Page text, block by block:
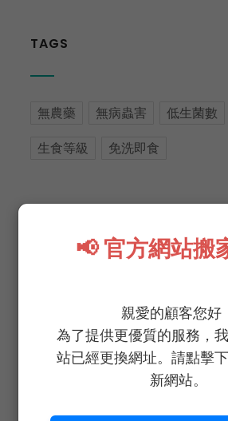
📢 官方網站搬
親愛的顧客您好
為了提供更優質的服務，
站已經更換網址。請點擊
新網站。
TAGS
無農藥 無病蟲害 低生菌數
生食等級 免洗即食
安心蔬菜 我們的承諾與專注 每
您手中保證超新鮮爽脆，洗手
心，健康、新鮮、美味無縫接